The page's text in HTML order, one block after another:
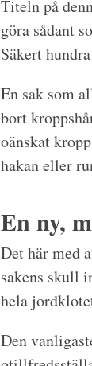
Titeln på
göra sådant
Säkert
En sak som
bort
oänskat
hakan eller
En ny,
Det här med
sakens skull
hela
Den